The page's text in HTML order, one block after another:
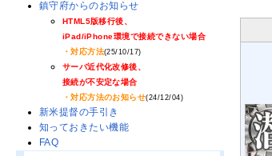
鎮守府からのお知らせ
HTML5版移行後、
iPad/iPhone環境で接続できない場合
・対応方法(25/10/17)
サーバ近代化改修後、
接続が不安定な場合
・対応方法のお知らせ(24/12/04)
新米提督の手引き
知っておきたい機能
FAQ